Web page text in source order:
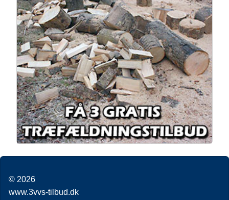
© 2026
www.3vvs-tilbud.dk